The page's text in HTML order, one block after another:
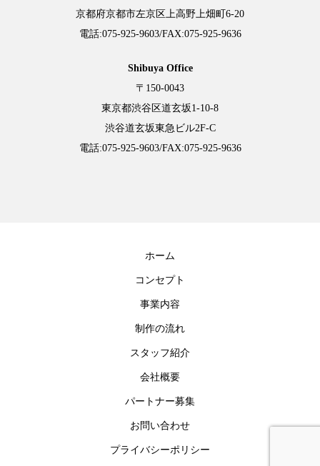
京都府京都市左京区上高野上畑町6-20
電話:075-925-9603/FAX:075-925-9636
Shibuya Office
〒150-0043
東京都渋谷区道玄坂1-10-8
渋谷道玄坂東急ビル2F-C
電話:075-925-9603/FAX:075-925-9636
ホーム
コンセプト
事業内容
制作の流れ
スタッフ紹介
会社概要
パートナー募集
お問い合わせ
プライバシーポリシー